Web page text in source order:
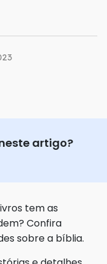
artigo?
tem as
Confira
sobre a bíblia.